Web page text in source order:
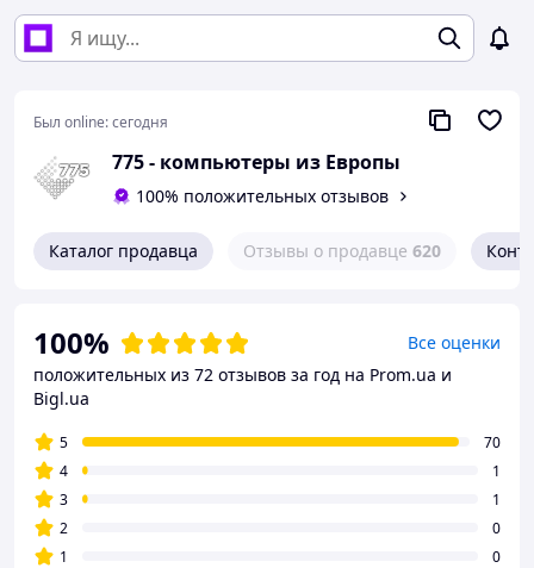
Был online:сегодня
775 - компьютеры из Европы
100% положительных отзывов
Каталог продавца Отзывы о продавце 620
100%
Все оценки
положительных из 72 отзывов за год на Prom.ua и
Bigl.ua
5
70
4
1
3
1
2
0
1
0